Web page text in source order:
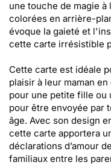
une touche de magie
colorées en arrière-
évoque la gaieté et
cette carte irrésistible
Cette carte est idéale
plaisir à leur maman
pour une petite fille ou
pour être envoyée par
âge. Avec son design
cette carte apportera
déclarations d’amour
familiaux entre les